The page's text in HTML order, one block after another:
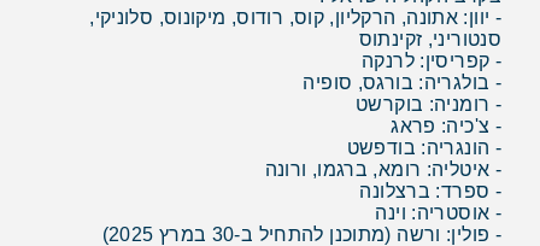
- יוון: אתונה, הרקליון, קוס, רודוס, מיקונוס, סלוניקי,
סנטוריני, זקינתוס
- קפריסין: לרנקה
- בולגריה: בורגס, סופיה
- רומניה: בוקרשט
- צ'כיה: פראג
- הונגריה: בודפשט
- איטליה: רומא, ברגמו, ורונה
- ספרד: ברצלונה
- אוסטריה: וינה
- פולין: ורשה (מתוכנן להתחיל ב-30 במרץ 2025)